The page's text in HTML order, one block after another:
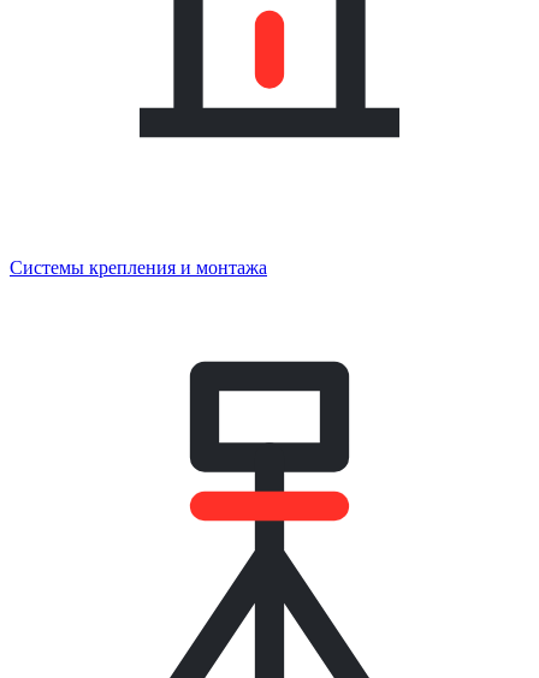
Системы крепления и монтажа